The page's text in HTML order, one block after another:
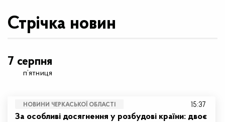
Стрічка новин
7 серпня
п’ятниця
НОВИНИ ЧЕРКАСЬКОЇ ОБЛАСТІ
За особливі досягнення у розбудові країни: двоє
15:37